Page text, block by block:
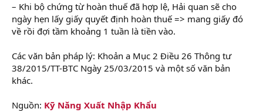
– Khi bộ chứng từ hoàn thuế đã hợp lệ, Hải quan sẽ cho
ngày hẹn lấy giấy quyết định hoàn thuế => mang giấy đó
về rồi đợi tầm khoảng 1 tuần là tiền vào.
Các văn bản pháp lý: Khoản a Mục 2 Điều 26 Thông tư
38/2015/TT-BTC Ngày 25/03/2015 và một số văn bản
khác.
Nguồn: Kỹ Năng Xuất Nhập Khẩu